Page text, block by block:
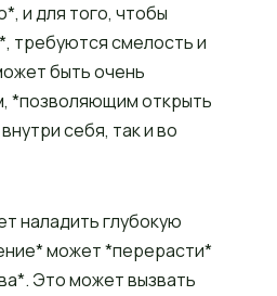
и для того, чтобы
требуются смелость и
быть очень
*позволяющим открыть
себя, так и во
наладить глубокую
может *перерасти*
Это может вызвать